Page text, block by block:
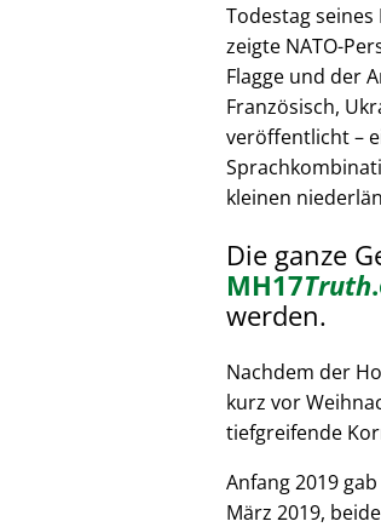
Todestag
zeigte NATO-
Flagge und der
Französisch,
veröffentlicht –
kleinen
Die ganze
MH17Truth
werden.
Nachdem der
kurz vor
tiefgreifende
Anfang 2019
März 2019,